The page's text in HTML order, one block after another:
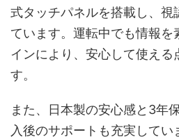
式タッチパネルを搭載し、視
ています。運転中でも情報
インにより、安心して使える
す。
また、日本製の安心感と3年
入後のサポートも充実して